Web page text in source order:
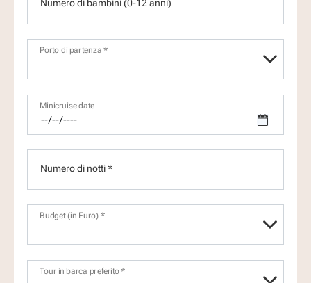
Numero di bambini (0-12 anni)
Porto di partenza *
Minicruise date
Numero di notti *
Budget (in Euro) *
Tour in barca preferito *